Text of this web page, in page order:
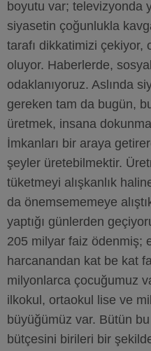
boyutu var; televizyonda
siyasetin çoğunlukla
tarafı dikkatimizi çekiyor,
oluyor. Haberlerde,
odaklanıyoruz. Aslında
gereken tam da bugün,
üretmek, insana
İmkanları bir araya
şeyler üretebilmektir.
tüketmeyi alışkanlık
da önemsememeye
yaptığı günlerden
205 milyar faiz ödenmiş;
harcanandan kat be kat
milyonlarca çocuğumuz
ilkokul, ortaokul lise ve
büyüğümüz var. Bütün
bütçesini birileri bir